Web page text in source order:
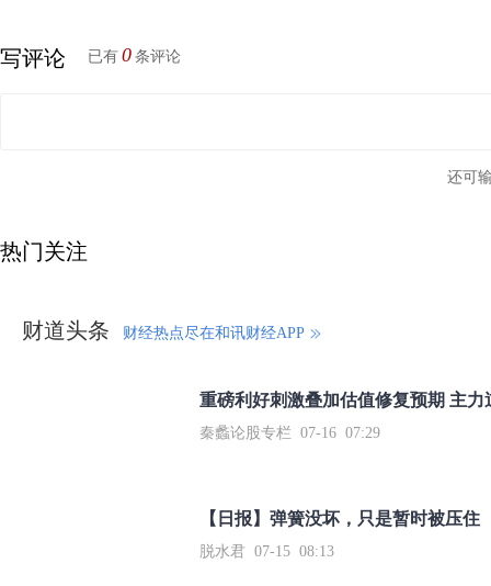
写评论 已有 0 条评论
还可
热门关注
财道头条 财经热点尽在和讯财经APP
秦蠡论股专栏 07-16 07:29
【日报】弹簧没坏，只是暂时被压住
脱水君 07-15 08:13